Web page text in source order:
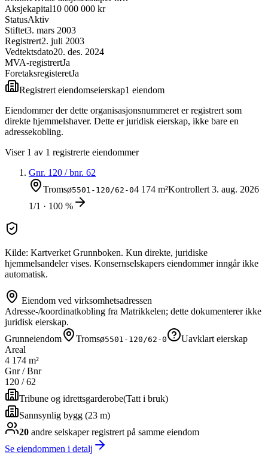
Aksjekapital10 000 000 kr
StatusAktiv
Stiftet3. mars 2003
Registrert2. juli 2003
Vedtektsdato20. des. 2024
MVA-registrertJa
ForetaksregisteretJa
Registrert eiendomseierskap1 eiendom
Eiendommer der dette organisasjonsnummeret er registrert som
direkte hjemmelshaver. Dette er juridisk eierskap, ikke bare en
adressekobling.
Viser 1 av 1 registrerte eiendommer
Gnr. 120 / bnr. 62
Tromsø5501-120/62-04 174 m²Kontrollert3. aug. 2026
1/1 · 100 %
Kilde: Kartverket Grunnboken. Kun direkte, juridiske
hjemmelsandeler vises. Konsernselskapers eiendommer inngår ikke
automatisk.
Eiendom ved virksomhetsadressen
Adresse-/koordinatkobling fra Matrikkelen; dette dokumenterer ikke
juridisk eierskap.
Grunneiendom
Tromsø5501-120/62-0
Uavklart eierskap
Areal
4 174 m²
Gnr / Bnr
120 /62
Tribune og idrettsgarderobe(Tatt i bruk)
Sannsynlig bygg (23 m)
20 andre selskaperregistrert på samme eiendom
Se eiendommen i detalj